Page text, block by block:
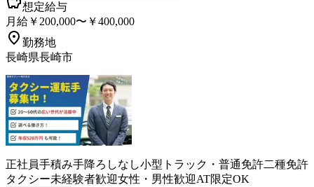
想定給与
月給￥200,000〜￥400,000
勤務地
長崎県長崎市
正社員手積み手降ろしなし小型トラック・普通免許二種免許
タクシー未経験者歓迎女性・男性歓迎AT限定OK